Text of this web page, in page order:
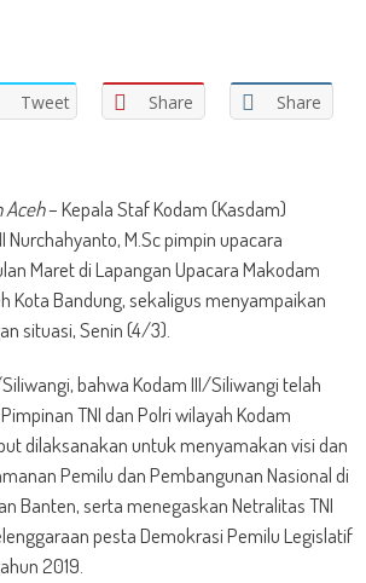
Tweet Share Share
Aceh– Kepala Staf Kodam (Kasdam)
Nurchahyanto, M.Sc pimpin upacara
Maret di Lapangan Upacara Makodam
Kota Bandung, sekaligus menyampaikan
situasi, Senin (4/3).
bahwa Kodam III/Siliwangi telah
TNI dan Polri wilayah Kodam
dilaksanakan untuk menyamakan visi dan
Pemilu dan Pembangunan Nasional di
Banten, serta menegaskan Netralitas TNI
pesta Demokrasi Pemilu Legislatif
2019.